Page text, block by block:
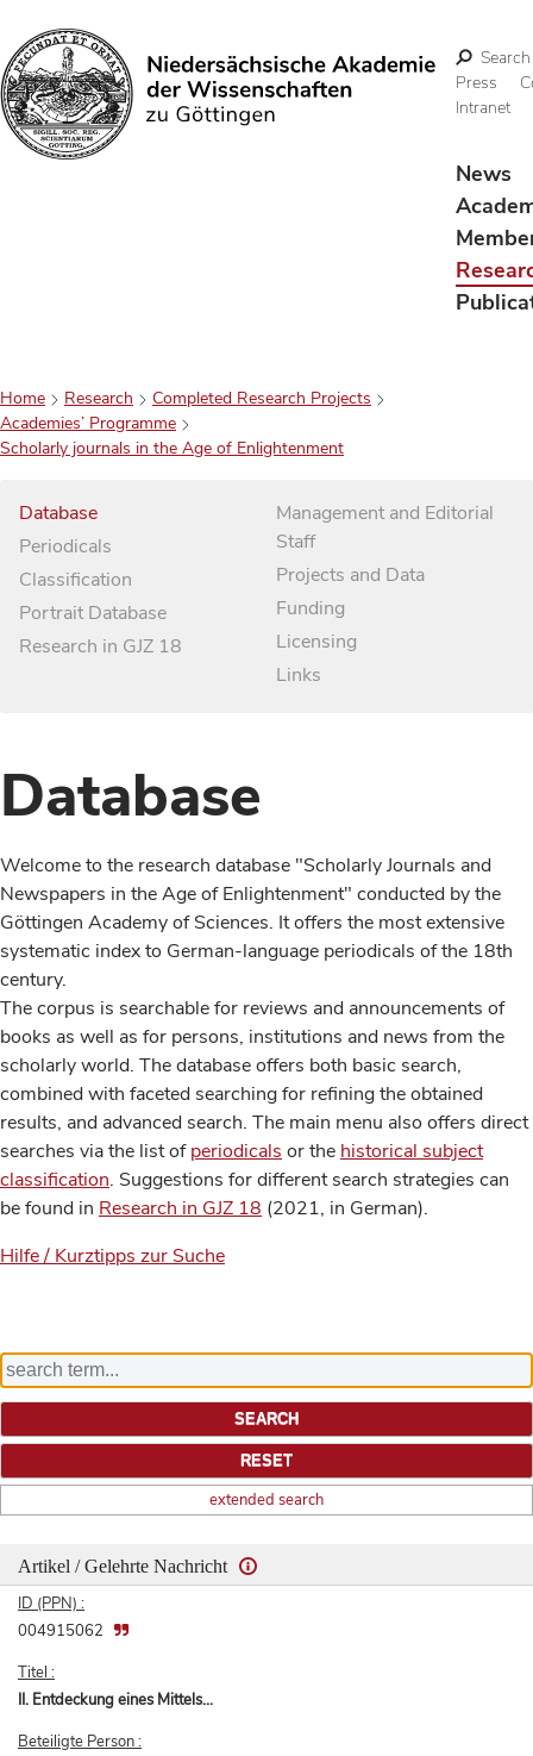
Search
Search
Press
Intranet
News
Home Research
Completed Research Projects
Academies’ Programme
Scholarly journals in the Age of Enlightenment
Database
Periodicals
Classification
Portrait Database
Research in GJZ 18
Management and Editorial
Staff
Projects and Data
Funding
Licensing
Links
Database
Welcome to the research database "Scholarly Journals and
Newspapers in the Age of Enlightenment" conducted by the
Göttingen Academy of Sciences. It offers the most extensive
systematic index to German-language periodicals of the 18th
century.
The corpus is searchable for reviews and announcements of
books as well as for persons, institutions and news from the
scholarly world. The database offers both basic search,
combined with faceted searching for refining the obtained
results, and advanced search. The main menu also offers direct
searches via the list ofperiodicals or the historical subject
classification. Suggestions for different search strategies can
be found in Research in GJZ 18 (2021, in German).
Hilfe / Kurztipps zur Suche
extended search
Artikel / Gelehrte Nachricht
ID (PPN) :
004915062
Titel :
II. Entdeckung eines Mittels...
Beteiligte Person :